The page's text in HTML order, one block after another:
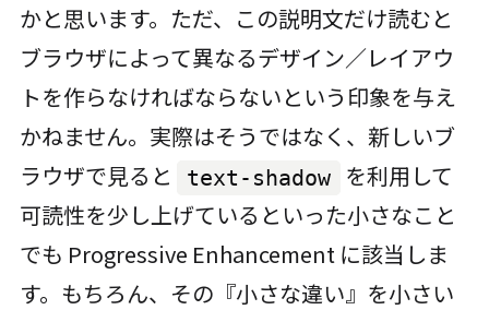
かと思います。ただ、この説明文だけ読むと
ブラウザによって異なるデザイン／レイアウ
トを作らなければならないという印象を与え
かねません。実際はそうではなく、新しいブ
ラウザで見ると
text-shadow
を利用して
可読性を少し上げているといった小さなこと
でも Progressive Enhancement に該当しま
す。もちろん、その『小さな違い』を小さい